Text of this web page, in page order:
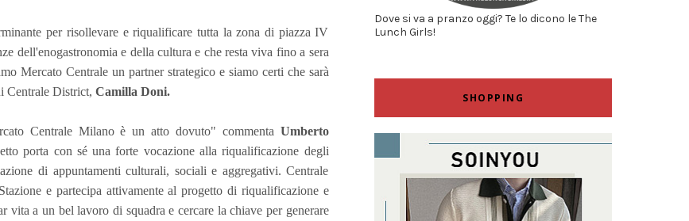
per risollevare e riqualificare tutta la zona di piazza IV
dell'enogastronomia e della cultura e che resta viva fino a sera
Mercato Centrale un partner strategico e siamo certi che sarà
Centrale District, Camilla Doni.
Centrale Milano è un atto dovuto" commenta Umberto
porta con sé una forte vocazione alla riqualificazione degli
di appuntamenti culturali, sociali e aggregativi. Centrale
e partecipa attivamente al progetto di riqualificazione e
vita a un bel lavoro di squadra e cercare la chiave per generare
Dove si va a pranzo oggi? Te lo dicono le The
Lunch Girls!
SHOPPING